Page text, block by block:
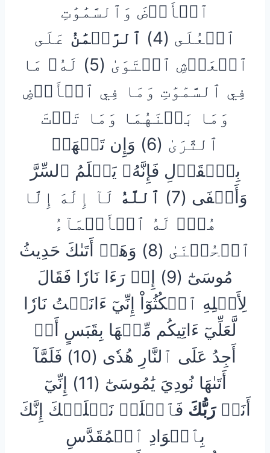
ٱلۡأَرۡضَ وَٱلسَّمَٰوَٰتِ
ٱلۡعُلَى (4)
ٱلرَّحۡمَٰنُ عَلَى
ٱلۡعَرۡشِ ٱسۡتَوَىٰ (5) لَهُۥ مَا
فِي ٱلسَّمَٰوَٰتِ وَمَا فِي ٱلۡأَرۡضِ
وَمَا بَيۡنَهُمَا وَمَا تَحۡتَ
ٱلثَّرَىٰ (6) وَإِن تَجۡهَرۡ
بِٱلۡقَوۡلِ فَإِنَّهُۥ يَعۡلَمُ ٱلسِّرَّ
وَأَخۡفَى (7)
ٱللَّهُ لَآ إِلَٰهَ إِلَّا
هُوَۖ لَهُ ٱلۡأَسۡمَآءُ
ٱلۡحُسۡنَىٰ (8) وَهَلۡ أَتَىٰكَ حَدِيثُ
مُوسَىٰٓ (9) إِذۡ رَءَا نَارٗا فَقَالَ
لِأَهۡلِهِ ٱمۡكُثُوٓاْ إِنِّيٓ ءَانَسۡتُ نَارٗا
لَّعَلِّيٓ ءَاتِيكُم مِّنۡهَا بِقَبَسٍ أَوۡ
أَجِدُ عَلَى ٱلنَّارِ هُدٗى (10) فَلَمَّآ
أَتَىٰهَا نُودِيَ يَٰمُوسَىٰٓ (11) إِنِّيٓ
أَنَا۠رَبُّكَ فَٱخۡلَعۡ نَعۡلَيۡكَ إِنَّكَ
بِٱلۡوَادِ ٱلۡمُقَدَّسِ